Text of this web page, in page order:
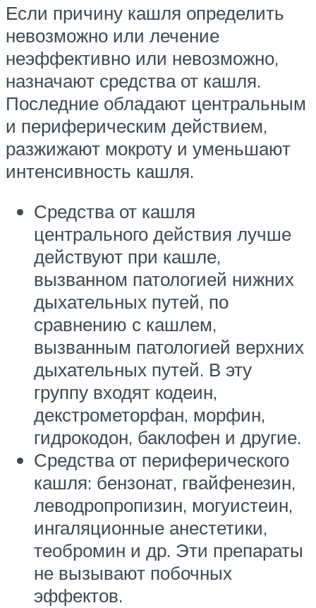
Если причину кашля определить
невозможно или лечение
неэффективно или невозможно,
назначают средства от кашля.
Последние обладают центральным
и периферическим действием,
разжижают мокроту и уменьшают
интенсивность кашля.
Средства от кашля
центрального действия лучше
действуют при кашле,
вызванном патологией нижних
дыхательных путей, по
сравнению с кашлем,
вызванным патологией верхних
дыхательных путей. В эту
группу входят кодеин,
декстрометорфан, морфин,
гидрокодон, баклофен и другие.
Средства от периферического
кашля: бензонат, гвайфенезин,
леводропропизин, могуистеин,
ингаляционные анестетики,
теобромин и др. Эти препараты
не вызывают побочных
эффектов.